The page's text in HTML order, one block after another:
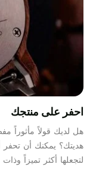
احفر على منتجك
هل لديك قولاً مأثوراً
لتجعلها أكثر تميزاً